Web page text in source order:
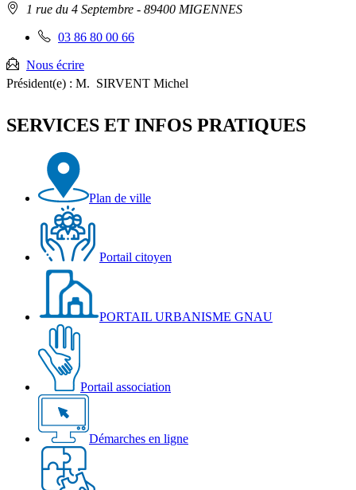
Adresse1 rue du 4 Septembre - 89400 MIGENNES
Téléphone
:
03 86 80 00 66
Nous écrire
Président(e) : M. SIRVENT Michel
SERVICES ET INFOS PRATIQUES
Plan de ville
Portail citoyen
PORTAIL URBANISME GNAU
Portail association
Démarches en ligne